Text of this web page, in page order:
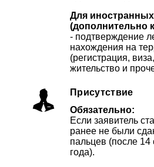
Для иностранных
(дополнительно
- подтверждение
нахождения на
(регистрация,
жительство и
Присутствие
Обязательно:
Если заявитель
ранее не были
пальцев (после 14
года).